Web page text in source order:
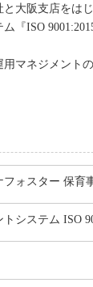
大阪支店をは
『ISO
マネジメント
ォスター 保育
システム ISO